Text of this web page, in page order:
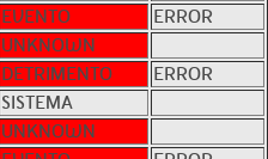
EVENTO
ERROR
UNKNOWN
DETRIMENTO
ERROR
SISTEMA
UNKNOWN